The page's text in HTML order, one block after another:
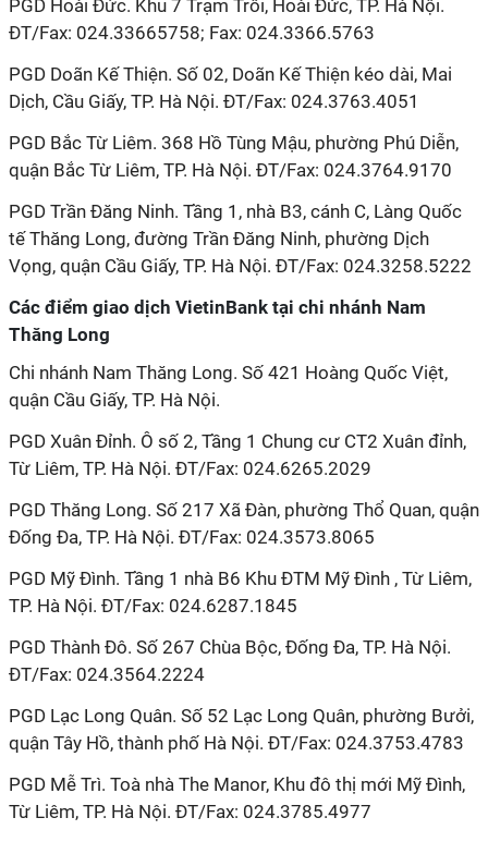
PGD Hoài Đức. Khu 7 Trạm Trôi, Hoài Đức, TP. Hà Nội.
ĐT/Fax: 024.33665758; Fax: 024.3366.5763
PGD Doãn Kế Thiện. Số 02, Doãn Kế Thiện kéo dài, Mai
Dịch, Cầu Giấy, TP. Hà Nội. ĐT/Fax: 024.3763.4051
PGD Bắc Từ Liêm. 368 Hồ Tùng Mậu, phường Phú Diễn,
quận Bắc Từ Liêm, TP. Hà Nội. ĐT/Fax: 024.3764.9170
PGD Trần Đăng Ninh. Tầng 1, nhà B3, cánh C, Làng Quốc
tế Thăng Long, đường Trần Đăng Ninh, phường Dịch
Vọng, quận Cầu Giấy, TP. Hà Nội. ĐT/Fax: 024.3258.5222
Các điểm giao dịch VietinBank tại chi nhánh Nam
Thăng Long
Chi nhánh Nam Thăng Long. Số 421 Hoàng Quốc Việt,
quận Cầu Giấy, TP. Hà Nội.
PGD Xuân Đỉnh. Ô số 2, Tầng 1 Chung cư CT2 Xuân đỉnh,
Từ Liêm, TP. Hà Nội. ĐT/Fax: 024.6265.2029
PGD Thăng Long. Số 217 Xã Đàn, phường Thổ Quan, quận
Đống Đa, TP. Hà Nội. ĐT/Fax: 024.3573.8065
PGD Mỹ Đình. Tầng 1 nhà B6 Khu ĐTM Mỹ Đình , Từ Liêm,
TP. Hà Nội. ĐT/Fax: 024.6287.1845
PGD Thành Đô. Số 267 Chùa Bộc, Đống Đa, TP. Hà Nội.
ĐT/Fax: 024.3564.2224
PGD Lạc Long Quân. Số 52 Lạc Long Quân, phường Bưởi,
quận Tây Hồ, thành phố Hà Nội. ĐT/Fax: 024.3753.4783
PGD Mễ Trì. Toà nhà The Manor, Khu đô thị mới Mỹ Đình,
Từ Liêm, TP. Hà Nội. ĐT/Fax: 024.3785.4977